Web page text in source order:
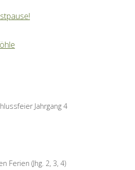
Jahrgang 4
Ferien (Jhg. 2, 3, 4)